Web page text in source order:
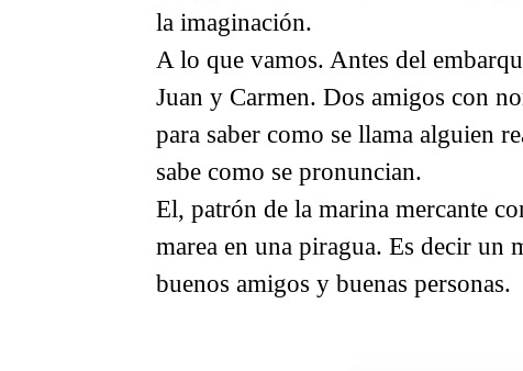
la imaginación.
A lo que vamos. Antes del
Juan y Carmen. Dos amigos con
para saber como se llama alguien
sabe como se pronuncian.
El, patrón de la marina mercante
marea en una piragua. Es decir un
buenos amigos y buenas personas.